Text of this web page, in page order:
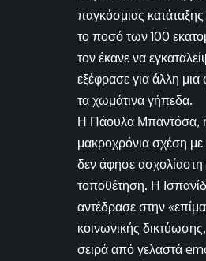
παγκόσμιας
το ποσό των 100
τον έκανε να
εξέφρασε για άλλη μια
τα χωμάτινα γήπεδα.
Η Πάουλα Μπαντόσα,
μακροχρόνια σχέση
δεν άφησε ασχολίαστη
τοποθέτηση. Η
αντέδρασε στην
κοινωνικής
σειρά από γελαστά